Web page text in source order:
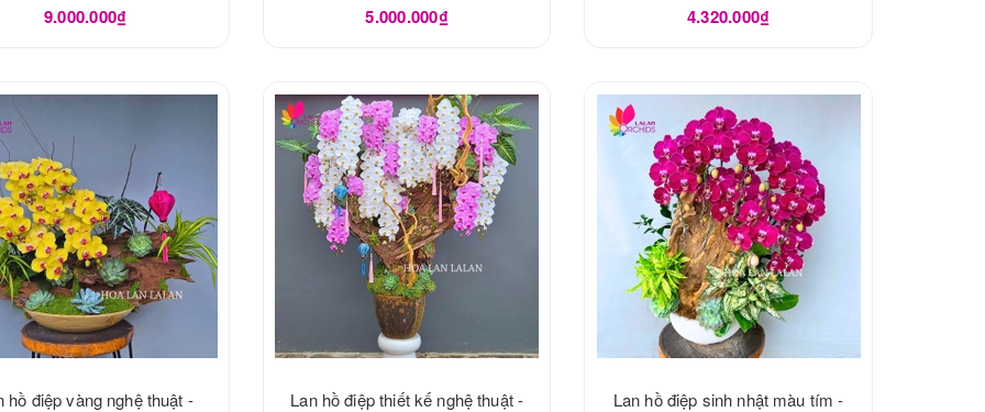
9.000.000₫ 5.000.000₫ 4.320.000₫
hồ điệp vàng nghệ thuật -
Lan hồ điệp thiết kế nghệ thuật -
Lan hồ điệp sinh nhật màu tím -